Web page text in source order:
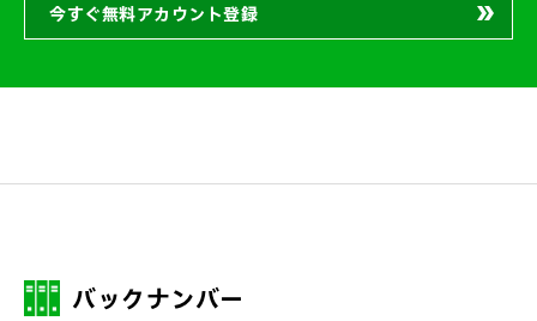
今すぐ無料アカウント登録
バックナンバー